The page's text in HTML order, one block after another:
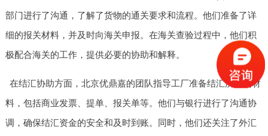
部门进行了沟通，了解了货物的通关要求和流程。他们准备了详
细的报关材料，并及时向海关申报。在海关查验过程中，他们积
极配合海关的工作，提供必要的协助和解释。
在结汇协助方面，北京优鼎嘉的团队指导工厂准备结汇所需的材
料，包括商业发票、提单、报关单等。他们与银行进行了沟通协
调，确保结汇资金的安全和及时到账。同时，他们还关注了外汇